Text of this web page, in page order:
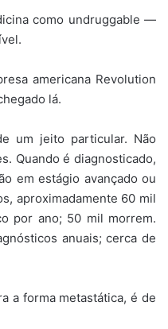
como undruggable —
americana Revolution
lá.
um jeito particular. Não
Quando é diagnosticado,
em estágio avançado ou
aproximadamente 60 mil
por ano; 50 mil morrem.
anuais; cerca de
a forma metastática, é de